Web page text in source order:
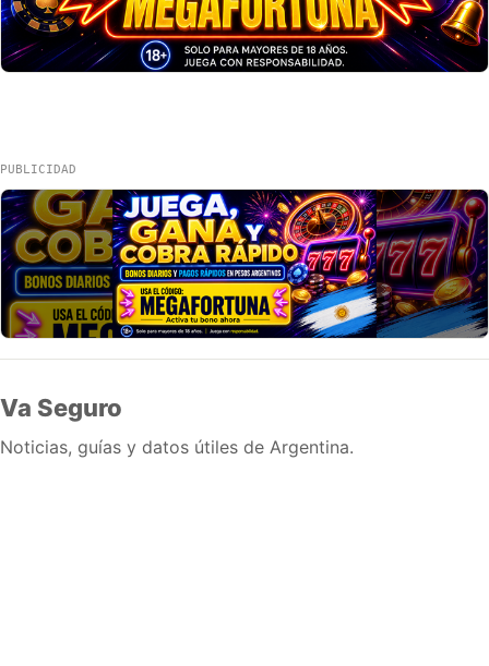
PUBLICIDAD
Va Seguro
Noticias, guías y datos útiles de Argentina.